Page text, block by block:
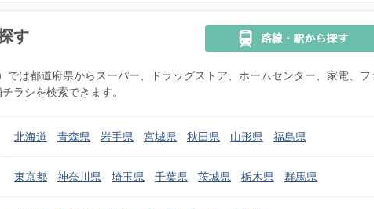
す
では都道府県からスーパー、ドラッグストア、ホームセンター、家電、フ
ラシを検索できます。
北海道 青森県 岩手県 宮城県 秋田県 山形県 福島県
東京都 神奈川県 埼玉県 千葉県 茨城県 栃木県 群馬県